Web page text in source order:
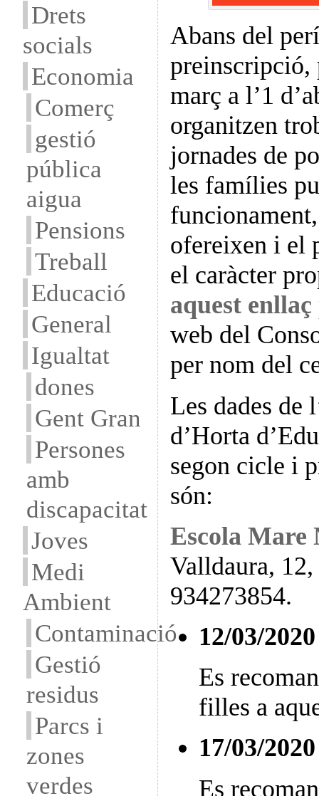
Drets
socials
Economia
Comerç
gestió
pública
aigua
Pensions
Treball
Educació
General
Igualtat
dones
Gent Gran
Persones
amb
discapacitat
Joves
Medi
Ambient
Contaminació
Gestió
residus
Parcs i
zones
verdes
Abans del
preinscripció,
març a l’1
organitzen
jornades de
les famílies
ofereixen i el
el caràcter
aquest enllaç
web del
per nom del
Les dades de
d’Horta
segon cicle i
són:
Escola Mare
Valldaura,
934273854.
12/03/2020
Es
filles a
17/03/2020
Es